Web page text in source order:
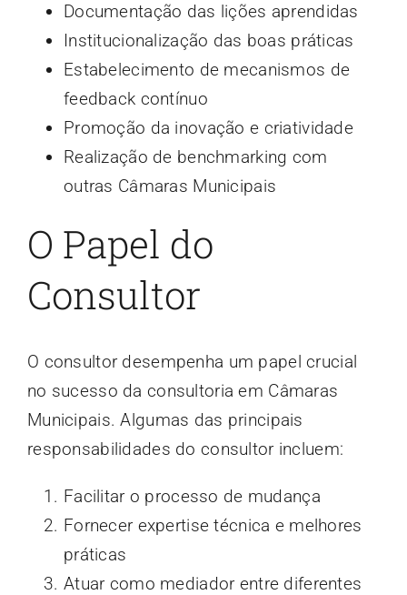
Documentação das lições aprendidas
Institucionalização das boas práticas
Estabelecimento de mecanismos de
feedback contínuo
Promoção da inovação e criatividade
Realização de benchmarking com
outras Câmaras Municipais
O Papel do
Consultor
O consultor desempenha um papel crucial
no sucesso da consultoria em Câmaras
Municipais. Algumas das principais
responsabilidades do consultor incluem:
Facilitar o processo de mudança
Fornecer expertise técnica e melhores
práticas
Atuar como mediador entre diferentes